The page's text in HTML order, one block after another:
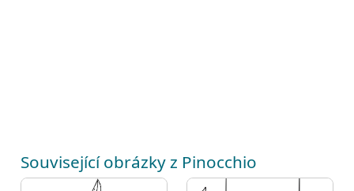
Související obrázky z Pinocchio